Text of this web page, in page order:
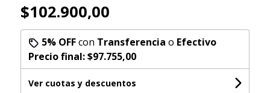
$102.900,00
5% OFFcon Transferencia o Efectivo
Precio final:$97.755,00
Ver cuotas y descuentos